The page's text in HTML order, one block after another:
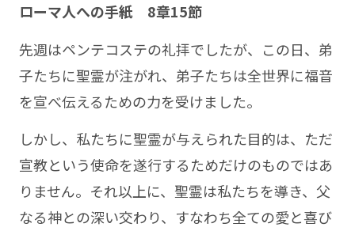
ローマ人への手紙 8章15節
先週はペンテコステの礼拝でしたが、この日、弟
子たちに聖霊が注がれ、弟子たちは全世界に福音
を宣べ伝えるための力を受けました。
しかし、私たちに聖霊が与えられた目的は、ただ
宣教という使命を遂行するためだけのものではあ
りません。それ以上に、聖霊は私たちを導き、父
なる神との深い交わり、すなわち全ての愛と喜び